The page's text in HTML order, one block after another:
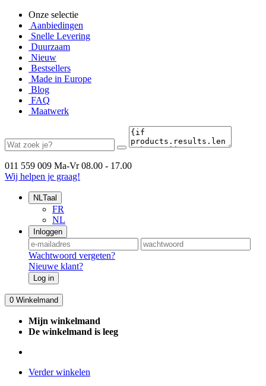
Onze selectie
Aanbiedingen
Snelle Levering
Duurzaam
Nieuw
Bestsellers
Made in Europe
Blog
FAQ
Maatwerk
011 559 009 Ma-Vr 08.00 - 17.00
Wij helpen je graag!
NLTaal
FR
NL
Inloggen
Wachtwoord vergeten?
Nieuwe klant?
Log in
0 Winkelmand
Mijn winkelmand
De winkelmand is leeg
Verder winkelen